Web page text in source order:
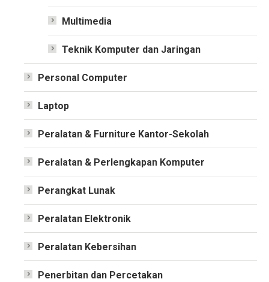
Multimedia
Teknik Komputer dan Jaringan
Personal Computer
Laptop
Peralatan & Furniture Kantor-Sekolah
Peralatan & Perlengkapan Komputer
Perangkat Lunak
Peralatan Elektronik
Peralatan Kebersihan
Penerbitan dan Percetakan